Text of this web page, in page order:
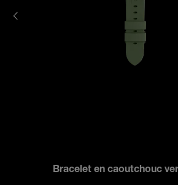
Bracelet en caoutchouc